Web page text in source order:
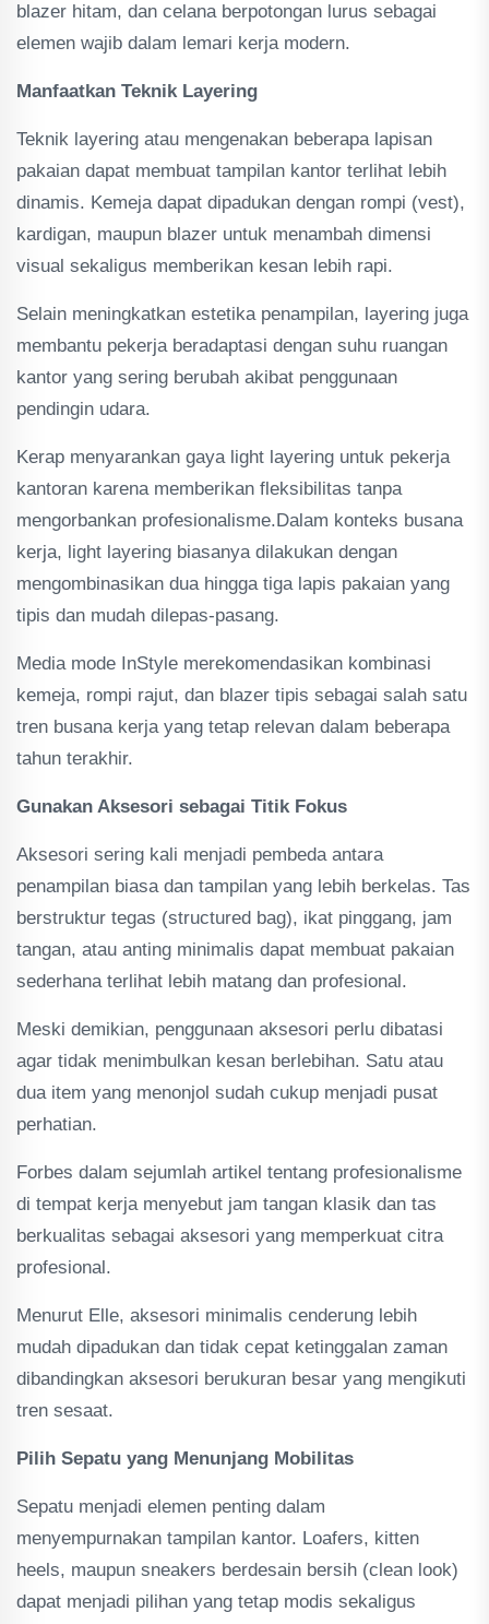
blazer hitam, dan celana berpotongan lurus sebagai
elemen wajib dalam lemari kerja modern.
Manfaatkan Teknik Layering
Teknik layering atau mengenakan beberapa lapisan
pakaian dapat membuat tampilan kantor terlihat lebih
dinamis. Kemeja dapat dipadukan dengan rompi (vest),
kardigan, maupun blazer untuk menambah dimensi
visual sekaligus memberikan kesan lebih rapi.
Selain meningkatkan estetika penampilan, layering juga
membantu pekerja beradaptasi dengan suhu ruangan
kantor yang sering berubah akibat penggunaan
pendingin udara.
Kerap menyarankan gaya light layering untuk pekerja
kantoran karena memberikan fleksibilitas tanpa
mengorbankan profesionalisme.Dalam konteks busana
kerja, light layering biasanya dilakukan dengan
mengombinasikan dua hingga tiga lapis pakaian yang
tipis dan mudah dilepas-pasang.
Media mode InStyle merekomendasikan kombinasi
kemeja, rompi rajut, dan blazer tipis sebagai salah satu
tren busana kerja yang tetap relevan dalam beberapa
tahun terakhir.
Gunakan Aksesori sebagai Titik Fokus
Aksesori sering kali menjadi pembeda antara
penampilan biasa dan tampilan yang lebih berkelas. Tas
berstruktur tegas (structured bag), ikat pinggang, jam
tangan, atau anting minimalis dapat membuat pakaian
sederhana terlihat lebih matang dan profesional.
Meski demikian, penggunaan aksesori perlu dibatasi
agar tidak menimbulkan kesan berlebihan. Satu atau
dua item yang menonjol sudah cukup menjadi pusat
perhatian.
Forbes dalam sejumlah artikel tentang profesionalisme
di tempat kerja menyebut jam tangan klasik dan tas
berkualitas sebagai aksesori yang memperkuat citra
profesional.
Menurut Elle, aksesori minimalis cenderung lebih
mudah dipadukan dan tidak cepat ketinggalan zaman
dibandingkan aksesori berukuran besar yang mengikuti
tren sesaat.
Pilih Sepatu yang Menunjang Mobilitas
Sepatu menjadi elemen penting dalam
menyempurnakan tampilan kantor. Loafers, kitten
heels, maupun sneakers berdesain bersih (clean look)
dapat menjadi pilihan yang tetap modis sekaligus